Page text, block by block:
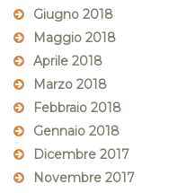
Giugno 2018
Maggio 2018
Aprile 2018
Marzo 2018
Febbraio 2018
Gennaio 2018
Dicembre 2017
Novembre 2017